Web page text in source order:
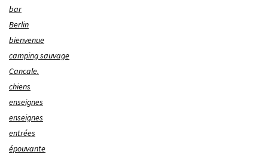
bar
Berlin
bienvenue
camping sauvage
Cancale.
chiens
enseignes
enseignes
entrées
épouvante